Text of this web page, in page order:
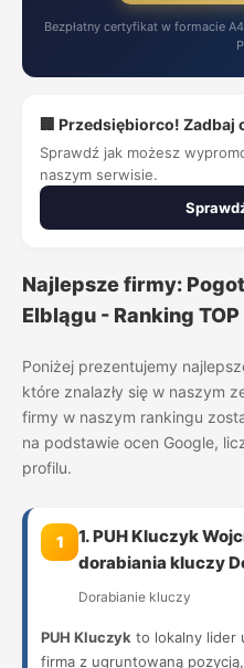
Bezpłatny certyfikat w formacie
🏢 Przedsiębiorco!
Sprawdź jak możesz
naszym serwisie.
Najlepsze firmy:
Elblągu - Ranking
Poniżej prezentujemy
które znalazły się w naszym
firmy w naszym rankingu
na podstawie ocen Google,
profilu.
1
1. PUH Kluczyk
dorabiania kluczy
Dorabianie kluczy
PUH Kluczyk to lokalny lider
firma z ugruntowaną